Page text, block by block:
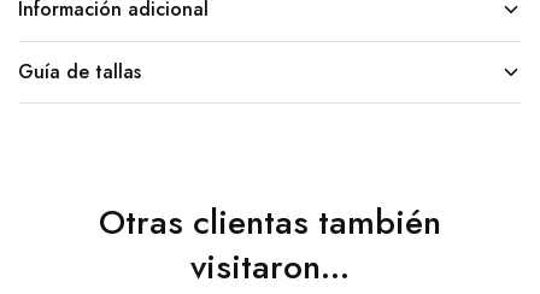
Información adicional
Guía de tallas
Otras clientas también
visitaron...